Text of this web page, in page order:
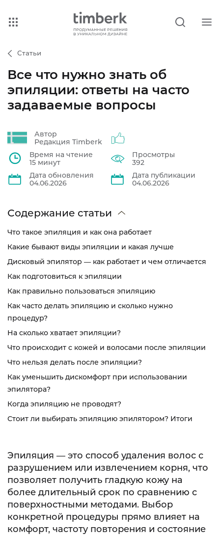
Статьи
Все что нужно знать об
эпиляции: ответы на часто
задаваемые вопросы
Автор
Редакция Timberk
Время на чтение
15 минут
Просмотры
392
Дата обновления
04.06.2026
Дата публикации
04.06.2026
Содержание статьи
Что такое эпиляция и как она работает
Какие бывают виды эпиляции и какая лучше
Дисковый эпилятор — как работает и чем отличается
Как подготовиться к эпиляции
Как правильно пользоваться эпиляцию
Как часто делать эпиляцию и сколько нужно
процедур?
На сколько хватает эпиляции?
Что происходит с кожей и волосами после эпиляции
Что нельзя делать после эпиляции?
Как уменьшить дискомфорт при использовании
эпилятора?
Когда эпиляцию не проводят?
Стоит ли выбирать эпиляцию эпилятором? Итоги
Эпиляция — это способ удаления волос с
разрушением или извлечением корня, что
позволяет получить гладкую кожу на
более длительный срок по сравнению с
поверхностными методами. Выбор
конкретной процедуры прямо влияет на
комфорт, частоту повторения и состояние